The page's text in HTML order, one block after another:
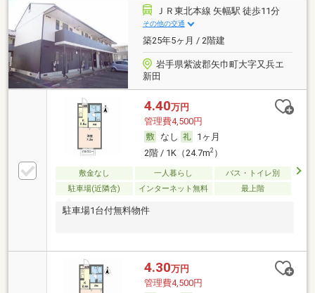
ＪＲ東北本線 矢幅駅 徒歩11分
その他の交通
築25年5ヶ月 / 2階建
岩手県紫波郡矢巾町大字又兵エ
新田
4.40万円
管理費4,500円
なし
1ヶ月
2階 / 1K（24.7m2）
敷金なし 一人暮らし
バス・トイレ別
駐車場(近隣含)
インターネット無料 最上階
駐車場1台付無料物件
4.30万円
管理費4,500円